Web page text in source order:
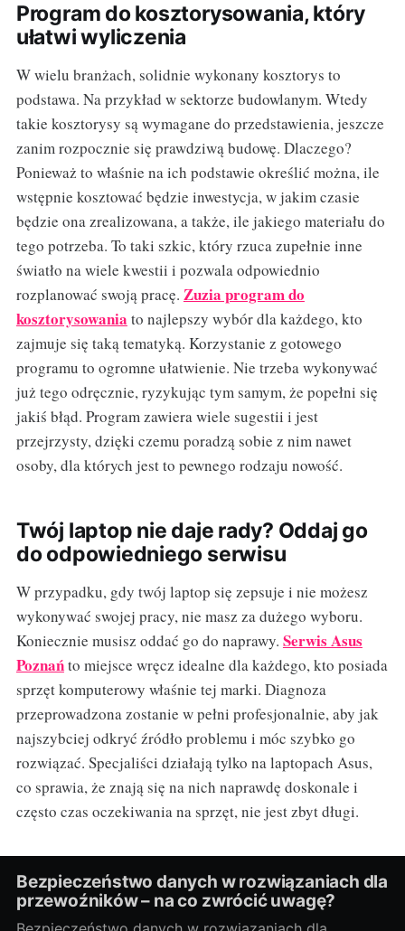
Program do kosztorysowania, który
ułatwi wyliczenia
W wielu branżach, solidnie wykonany kosztorys to
podstawa. Na przykład w sektorze budowlanym. Wtedy
takie kosztorysy są wymagane do przedstawienia, jeszcze
zanim rozpocznie się prawdziwą budowę. Dlaczego?
Ponieważ to właśnie na ich podstawie określić można, ile
wstępnie kosztować będzie inwestycja, w jakim czasie
będzie ona zrealizowana, a także, ile jakiego materiału do
tego potrzeba. To taki szkic, który rzuca zupełnie inne
światło na wiele kwestii i pozwala odpowiednio
rozplanować swoją pracę. Zuzia program do
kosztorysowania to najlepszy wybór dla każdego, kto
zajmuje się taką tematyką. Korzystanie z gotowego
programu to ogromne ułatwienie. Nie trzeba wykonywać
już tego odręcznie, ryzykując tym samym, że popełni się
jakiś błąd. Program zawiera wiele sugestii i jest
przejrzysty, dzięki czemu poradzą sobie z nim nawet
osoby, dla których jest to pewnego rodzaju nowość.
Twój laptop nie daje rady? Oddaj go
do odpowiedniego serwisu
W przypadku, gdy twój laptop się zepsuje i nie możesz
wykonywać swojej pracy, nie masz za dużego wyboru.
Koniecznie musisz oddać go do naprawy. Serwis Asus
Poznańto miejsce wręcz idealne dla każdego, kto posiada
sprzęt komputerowy właśnie tej marki. Diagnoza
przeprowadzona zostanie w pełni profesjonalnie, aby jak
najszybciej odkryć źródło problemu i móc szybko go
rozwiązać. Specjaliści działają tylko na laptopach Asus,
co sprawia, że znają się na nich naprawdę doskonale i
często czas oczekiwania na sprzęt, nie jest zbyt długi.
Bezpieczeństwo danych w rozwiązaniach dla
przewoźników – na co zwrócić uwagę?